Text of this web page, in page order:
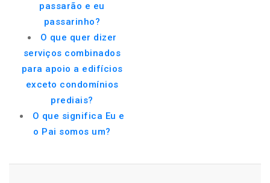
passarão e eu
passarinho?
O que quer dizer
serviços combinados
para apoio a edifícios
exceto condomínios
prediais?
O que significa Eu e
o Pai somos um?